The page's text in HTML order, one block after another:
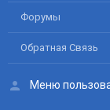
Форумы
Обратная Связь
Меню